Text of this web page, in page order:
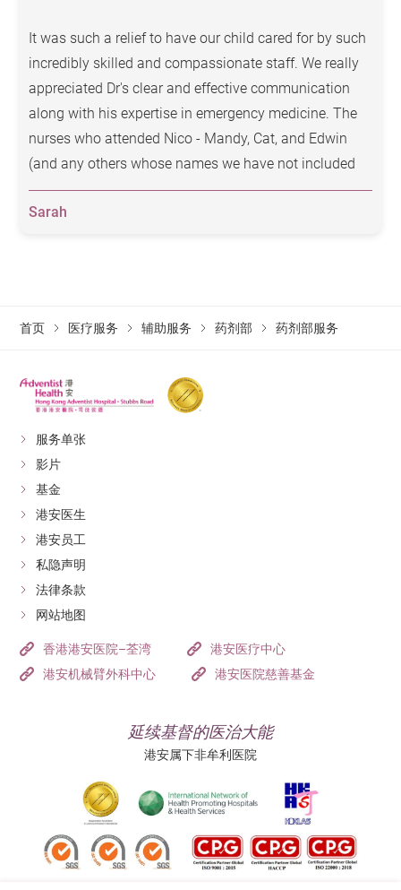
营养剂的调配工作全在配有高效滤网的无菌室内进
行，以确保营养剂的质素及避免受细菌污染。
化疗药物调释服务
药剂部于1993年引入隔离装置，让调释化疗药物的工
序在完全无菌的环境下进行，从而提升化疗药物的质
配备先进的隔离装置和温度、湿度监控系统。
单一剂量配药制度
“单一剂量配药制度”于1983年开始采用，是在药物处
方、运送及配药等过程中保持药物安全的基石。
两间港安医院是本港首家全院均采用“单一剂量配药系
统”的医疗机构。
药物条码管理系统
配合二维条码及单一剂量配药系统，医务人员派药时
药过程能将正确的药物给予正确的病人，药物剂量、
追溯性。
It was such a relief to have our child cared for by such
incredibly skilled and compassionate staff. We really
appreciated Dr's clear and effective communication
along with his expertise in emergency medicine. The
nurses who attended Nico - Mandy, Cat, and Edwin
(and any others whose names we have not included
here) - were so kind, gentle, and attentive. Special
thanks also to Bill at accounts for his patience in
Sarah
首页 医疗服务 辅助服务 药剂部 药剂部服务
服务单张
影片
基金
港安医生
港安员工
私隐声明
法律条款
网站地图
香港港安医院–荃湾
港安医疗中心
港安机械臂外科中心
港安医院慈善基金
延续基督的医治大能
港安属下非牟利医院